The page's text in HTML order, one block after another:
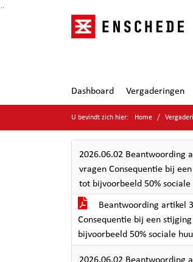
Ga naar de inhoud van deze pagina
Ga naar het zoeken
Ga naar het menu
Dashboard Vergaderingen
U bevindt zich hier: Home
2026.06.02 Beantwoording
vragen Consequentie bij
tot bijvoorbeeld 50% sociale
Beantwoording artikel
Consequentie bij een
bijvoorbeeld 50% sociale